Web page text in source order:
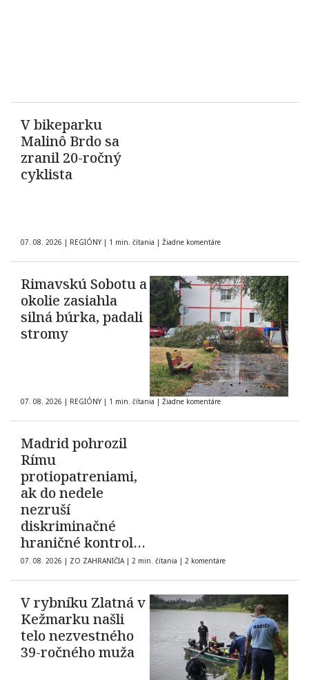
V bikeparku
Malinô Brdo sa
zranil 20-ročný
cyklista
07. 08. 2026 | REGIÓNY | 1 min. čítania | Žiadne komentáre
Rimavskú Sobotu a
okolie zasiahla
silná búrka, padali
stromy
07. 08. 2026 | REGIÓNY | 1 min. čítania | Žiadne komentáre
Madrid pohrozil
Rímu
protiopatreniami,
ak do nedele
nezruší
diskriminačné
hraničné kontroly
španielskych
občanov
07. 08. 2026 | ZO ZAHRANIČIA | 2 min. čítania | 2 komentáre
V rybníku Zlatná v
Kežmarku našli
telo nezvestného
39-ročného muža